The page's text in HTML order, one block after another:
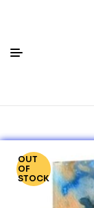
OUT
OF
STOCK